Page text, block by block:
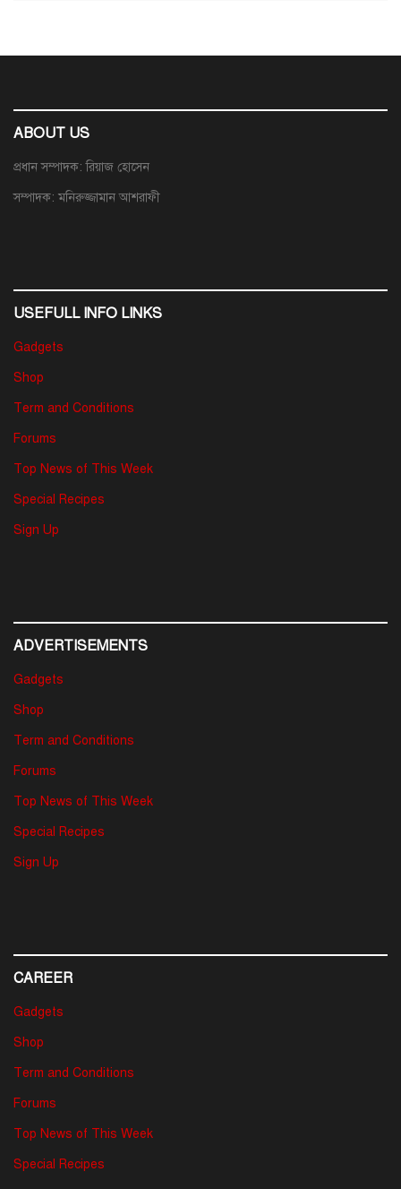
ABOUT US
প্রধান সম্পাদক: রিয়াজ হোসেন
সম্পাদক: মনিরুজ্জামান আশরাফী
USEFULL INFO LINKS
Gadgets
Shop
Term and Conditions
Forums
Top News of This Week
Special Recipes
Sign Up
ADVERTISEMENTS
Gadgets
Shop
Term and Conditions
Forums
Top News of This Week
Special Recipes
Sign Up
CAREER
Gadgets
Shop
Term and Conditions
Forums
Top News of This Week
Special Recipes